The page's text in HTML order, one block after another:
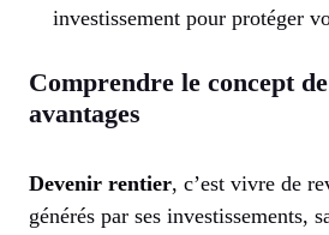
investissement pour protéger
Comprendre le concept
avantages
Devenir rentier, c’est vivre de
générés par ses investissements,